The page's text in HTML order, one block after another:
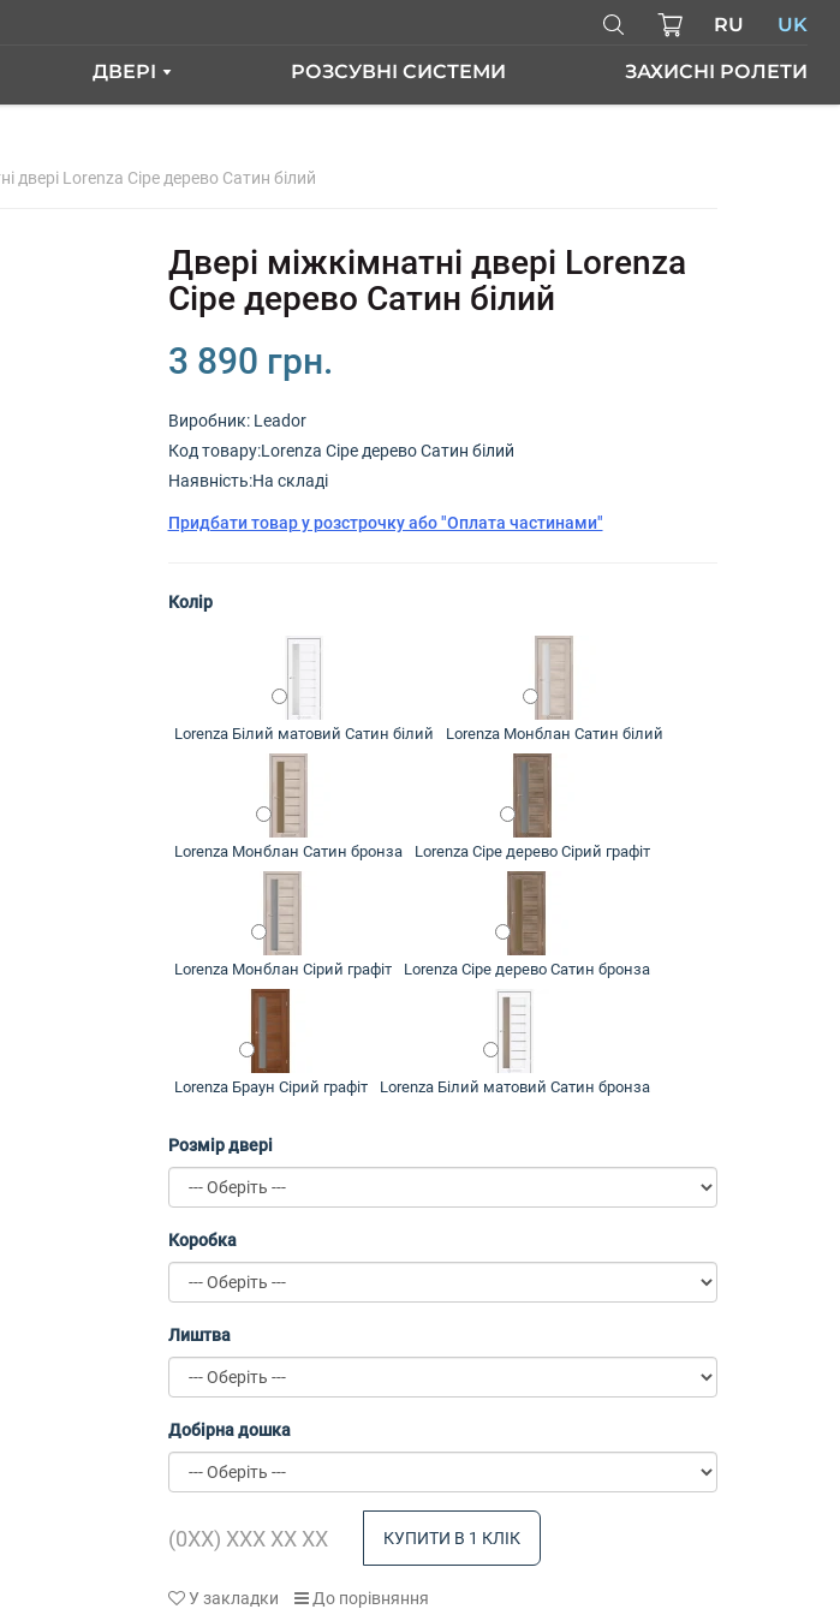
RU UK
ДВЕРІ
МІЖКІМНАТНІ ДВЕРІ
РОЗСУВНІ СИСТЕМИ ЗАХИСНІ РОЛЕТИ
двері Lorenza Сіре дерево Сатин білий
Двері міжкімнатні двері Lorenza
Сіре дерево Сатин білий
3 890 грн.
Виробник: Leador
Код товару:Lorenza Сіре дерево Сатин білий
Наявність:На складі
Придбати товар у розстрочку або "Оплата частинами"
Колір
Lorenza Білий матовий Сатин білий Lorenza Монблан Сатин білий
Lorenza Монблан Сатин бронза Lorenza Сіре дерево Сірий графіт
Lorenza Монблан Сірий графіт Lorenza Сіре дерево Сатин бронза
Lorenza Браун Сірий графіт Lorenza Білий матовий Сатин бронза
Розмір двері
Коробка
Лиштва
Добірна дошка
КУПИТИ В 1 КЛІК
У закладки До порівняння